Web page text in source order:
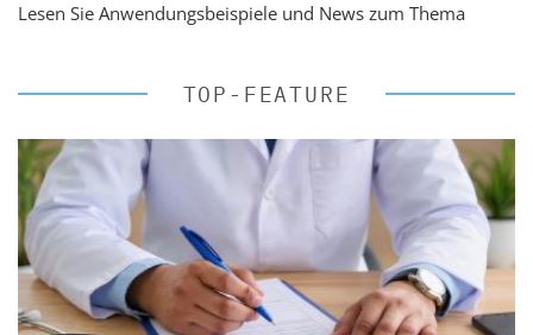
Lesen Sie Anwendungsbeispiele und News zum Thema
TOP-FEATURE